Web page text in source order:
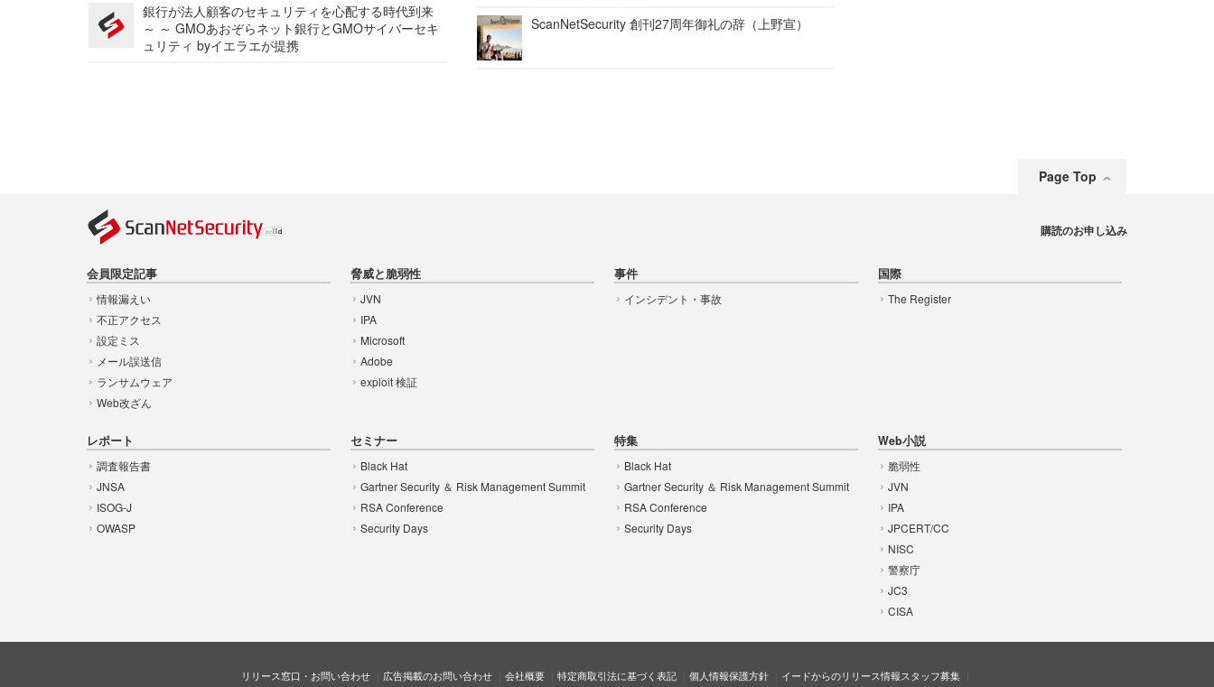
銀行が法人顧客のセキュリティを心配する時代到来
～ ～ GMOあおぞらネット銀行とGMOサイバーセキ
ュリティ byイエラエが提携
ScanNetSecurity 創刊27周年御礼の辞（上野宣）
Page Top
会員限定記事
情報漏えい
不正アクセス
設定ミス
メール誤送信
ランサムウェア
Web改ざん
脅威と脆弱性
JVN
IPA
Microsoft
Adobe
exploit 検証
事件
インシデント・事故
国際
The Register
レポート
調査報告書
JNSA
ISOG-J
OWASP
セミナー
Black Hat
Gartner Security ＆ Risk Management Summit
RSA Conference
Security Days
特集
Black Hat
Gartner Security ＆ Risk Management Summit
RSA Conference
Security Days
Web小説
脆弱性
JVN
IPA
JPCERT/CC
NISC
警察庁
JC3
CISA
購読のお申し込み
リリース窓口・お問い合わせ 広告掲載のお問い合わせ 会社概要 特定商取引法に基づく表記 個人情報保護方針 イードからのリリース情報スタッフ募集